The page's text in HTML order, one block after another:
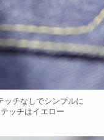
ッチなしでシンプルに
ッチはイエロー